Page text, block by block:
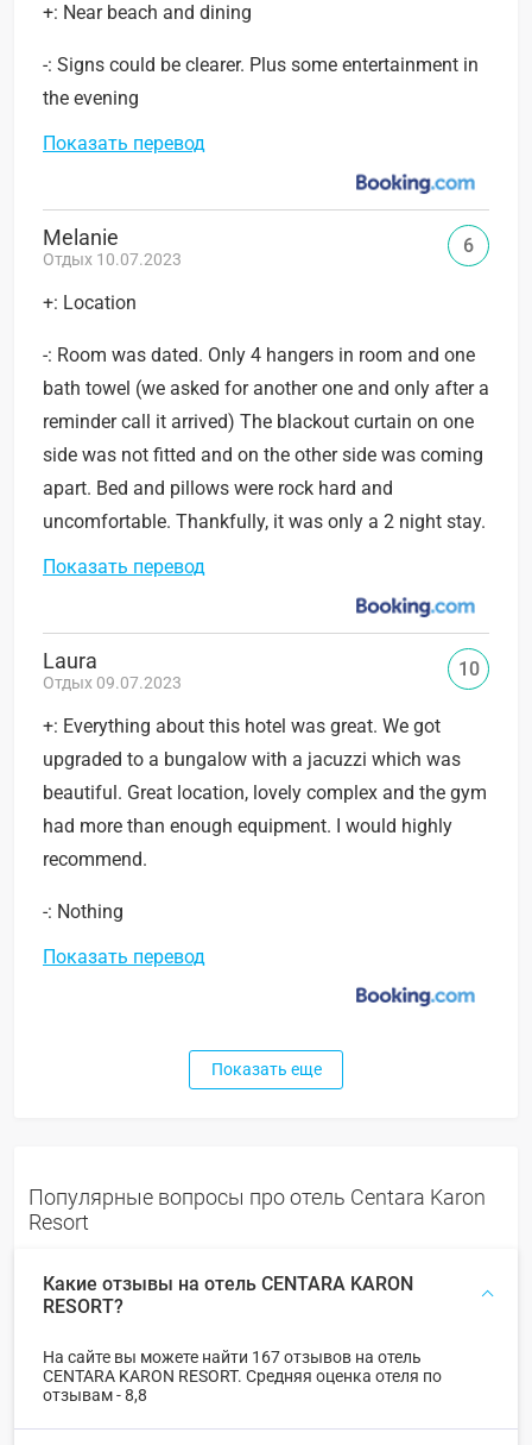
+: Near beach and dining
-: Signs could be clearer. Plus some entertainment in
the evening
Показать перевод
Melanie
Отдых 10.07.2023
+: Location
-: Room was dated. Only 4 hangers in room and one
bath towel (we asked for another one and only after a
reminder call it arrived) The blackout curtain on one
side was not fitted and on the other side was coming
apart. Bed and pillows were rock hard and
uncomfortable. Thankfully, it was only a 2 night stay.
Показать перевод
6
Laura
Отдых 09.07.2023
+: Everything about this hotel was great. We got
upgraded to a bungalow with a jacuzzi which was
beautiful. Great location, lovely complex and the gym
had more than enough equipment. I would highly
recommend.
-: Nothing
Показать перевод
10
Показать еще
Популярные вопросы про отель Centara Karon
Resort
Какие отзывы на отель CENTARA KARON
RESORT?
На сайте вы можете найти 167 отзывов на отель
CENTARA KARON RESORT. Средняя оценка отеля по
отзывам - 8,8